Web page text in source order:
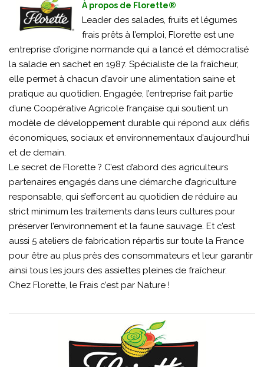
À propos de Florette®
Leader des salades, fruits et légumes
frais prêts à l’emploi, Florette est une
entreprise d’origine normande qui a lancé et démocratisé
la salade en sachet en 1987. Spécialiste de la fraîcheur,
elle permet à chacun d’avoir une alimentation saine et
pratique au quotidien. Engagée, l’entreprise fait partie
d’une Coopérative Agricole française qui soutient un
modèle de développement durable qui répond aux défis
économiques, sociaux et environnementaux d’aujourd’hui
et de demain.
Le secret de Florette ? C’est d’abord des agriculteurs
partenaires engagés dans une démarche d’agriculture
responsable, qui s’efforcent au quotidien de réduire au
strict minimum les traitements dans leurs cultures pour
préserver l’environnement et la faune sauvage. Et c’est
aussi 5 ateliers de fabrication répartis sur toute la France
pour être au plus près des consommateurs et leur garantir
ainsi tous les jours des assiettes pleines de fraîcheur.
Chez Florette, le Frais c’est par Nature !